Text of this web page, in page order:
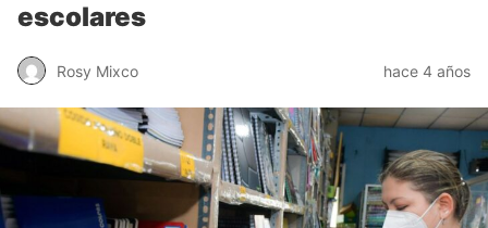
escolares
Rosy Mixco hace 4 años